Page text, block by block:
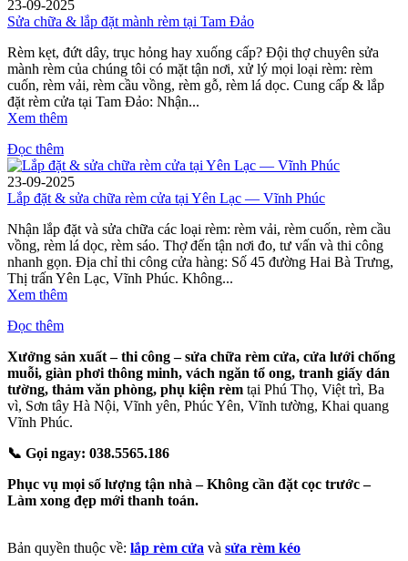
23-09-2025
Sửa chữa & lắp đặt mành rèm tại Tam Đảo
Rèm kẹt, đứt dây, trục hỏng hay xuống cấp? Đội thợ chuyên sửa
mành rèm của chúng tôi có mặt tận nơi, xử lý mọi loại rèm: rèm
cuốn, rèm vải, rèm cầu vồng, rèm gỗ, rèm lá dọc. Cung cấp & lắp
đặt rèm cửa tại Tam Đảo: Nhận...
Xem thêm
Đọc thêm
23-09-2025
Lắp đặt & sửa chữa rèm cửa tại Yên Lạc — Vĩnh Phúc
Nhận lắp đặt và sửa chữa các loại rèm: rèm vải, rèm cuốn, rèm cầu
vồng, rèm lá dọc, rèm sáo. Thợ đến tận nơi đo, tư vấn và thi công
nhanh gọn. Địa chỉ thi công cửa hàng: Số 45 đường Hai Bà Trưng,
Thị trấn Yên Lạc, Vĩnh Phúc. Không...
Xem thêm
Đọc thêm
Xưởng sản xuất – thi công – sửa chữa rèm cửa, cửa lưới chống
muỗi, giàn phơi thông minh, vách ngăn tổ ong, tranh giấy dán
tường, thảm văn phòng, phụ kiện rèm tại Phú Thọ, Việt trì, Ba
vì, Sơn tây Hà Nội, Vĩnh yên, Phúc Yên, Vĩnh tường, Khai quang
Vĩnh Phúc.
📞 Gọi ngay: 038.5565.186
Phục vụ mọi số lượng tận nhà – Không cần đặt cọc trước –
Làm xong đẹp mới thanh toán.
Bản quyền thuộc về: lắp rèm cửa và sửa rèm kéo